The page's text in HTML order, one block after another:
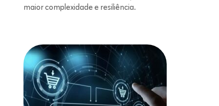
maior complexidade e resiliência.